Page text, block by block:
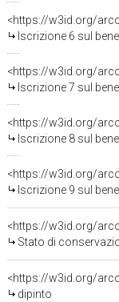
<https://w3id.org/
Iscrizione 6 sul
<https://w3id.org/
Iscrizione 7 sul
<https://w3id.org/
Iscrizione 8 sul
<https://w3id.org/
Iscrizione 9 sul
<https://w3id.org/
Stato di
<https://w3id.org/
dipinto